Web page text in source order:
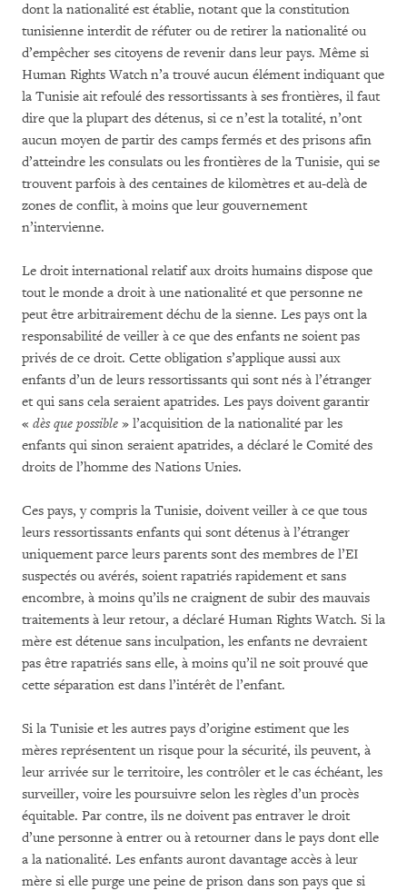
dont la nationalité est établie, notant que la constitution
tunisienne interdit de réfuter ou de retirer la nationalité ou
d’empêcher ses citoyens de revenir dans leur pays. Même si
Human Rights Watch n’a trouvé aucun élément indiquant que
la Tunisie ait refoulé des ressortissants à ses frontières, il faut
dire que la plupart des détenus, si ce n’est la totalité, n’ont
aucun moyen de partir des camps fermés et des prisons afin
d’atteindre les consulats ou les frontières de la Tunisie, qui se
trouvent parfois à des centaines de kilomètres et au-delà de
zones de conflit, à moins que leur gouvernement
n’intervienne.
Le droit international relatif aux droits humains dispose que
tout le monde a droit à une nationalité et que personne ne
peut être arbitrairement déchu de la sienne. Les pays ont la
responsabilité de veiller à ce que des enfants ne soient pas
privés de ce droit. Cette obligation s’applique aussi aux
enfants d’un de leurs ressortissants qui sont nés à l’étranger
et qui sans cela seraient apatrides. Les pays doivent garantir
« dès que possible » l’acquisition de la nationalité par les
enfants qui sinon seraient apatrides, a déclaré le Comité des
droits de l’homme des Nations Unies.
Ces pays, y compris la Tunisie, doivent veiller à ce que tous
leurs ressortissants enfants qui sont détenus à l’étranger
uniquement parce leurs parents sont des membres de l’EI
suspectés ou avérés, soient rapatriés rapidement et sans
encombre, à moins qu’ils ne craignent de subir des mauvais
traitements à leur retour, a déclaré Human Rights Watch. Si la
mère est détenue sans inculpation, les enfants ne devraient
pas être rapatriés sans elle, à moins qu’il ne soit prouvé que
cette séparation est dans l’intérêt de l’enfant.
Si la Tunisie et les autres pays d’origine estiment que les
mères représentent un risque pour la sécurité, ils peuvent, à
leur arrivée sur le territoire, les contrôler et le cas échéant, les
surveiller, voire les poursuivre selon les règles d’un procès
équitable. Par contre, ils ne doivent pas entraver le droit
d’une personne à entrer ou à retourner dans le pays dont elle
a la nationalité. Les enfants auront davantage accès à leur
mère si elle purge une peine de prison dans son pays que si